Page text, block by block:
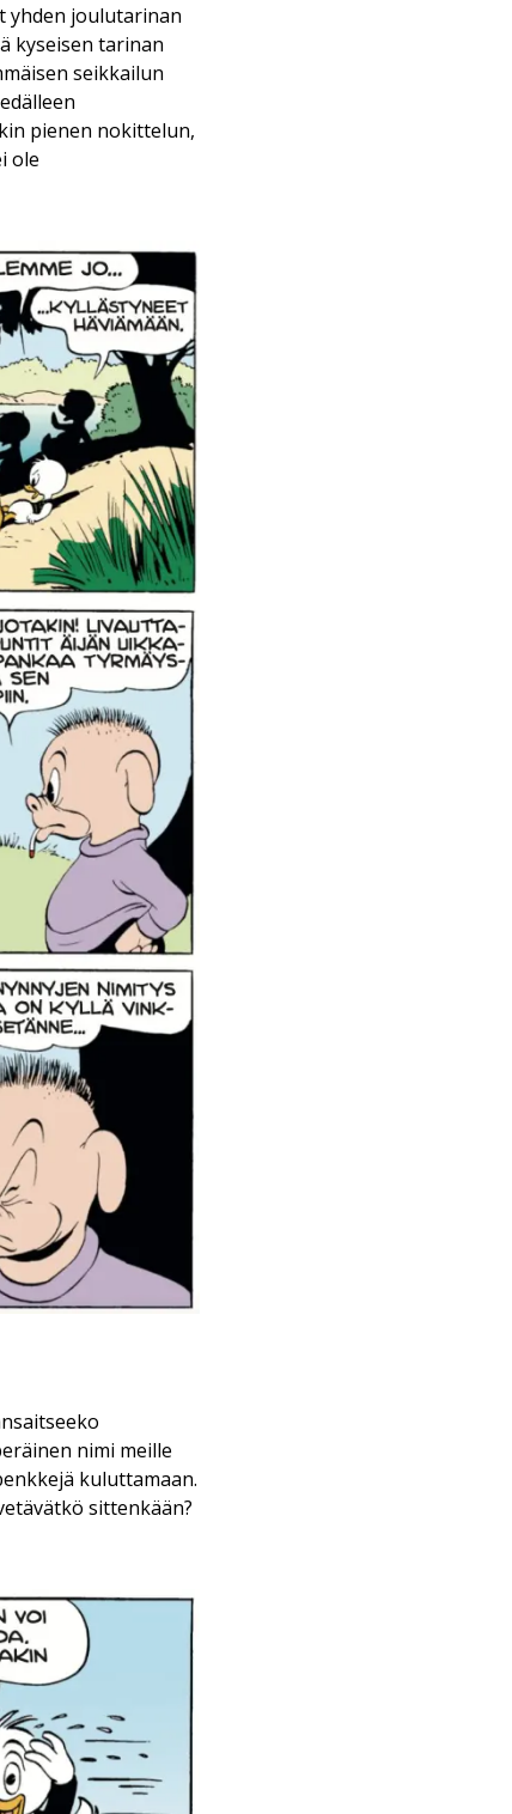
yhden joulutarinan
kyseisen tarinan
seikkailun
pienen nokittelun,
ole
nimi meille
kuluttamaan.
sittenkään?